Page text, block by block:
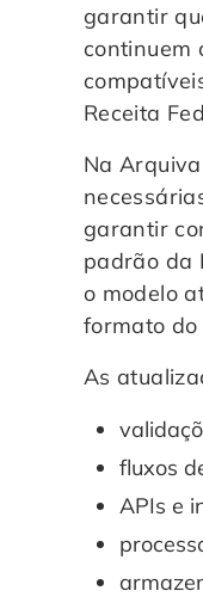
garantir
continuem
Receita
Na
garantir
padrão da
o modelo
formato do
As
fluxos
APIs e